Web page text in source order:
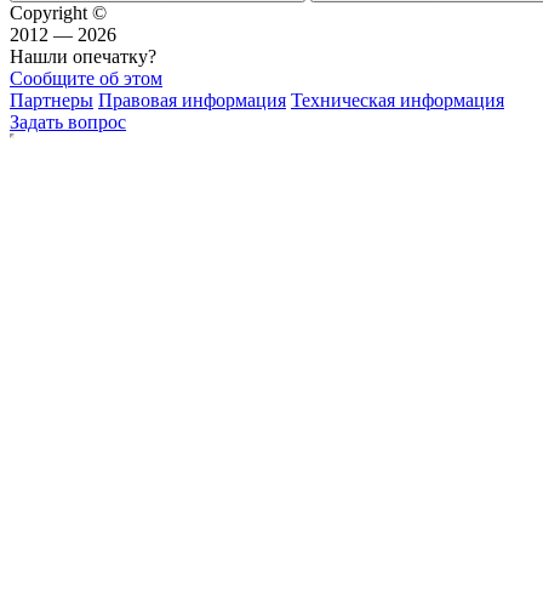
Copyright ©
2012 — 2026
Нашли опечатку?
Сообщите об этом
Партнеры Правовая информация Техническая информация
Задать вопрос